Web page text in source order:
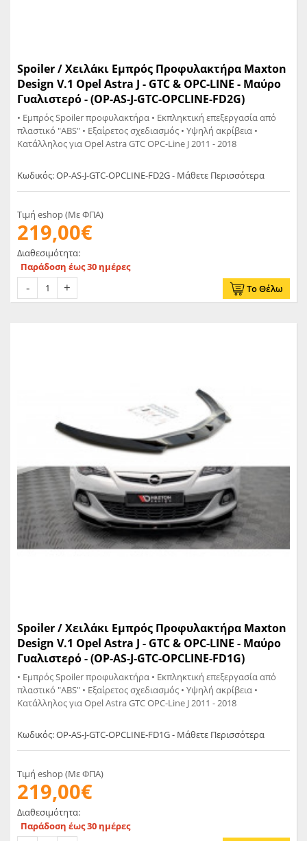
Spoiler / Χειλάκι Εμπρός Προφυλακτήρα Maxton
Design V.1 Opel Astra J - GTC & OPC-LINE - Μαύρο
Γυαλιστερό - (OP-AS-J-GTC-OPCLINE-FD2G)
• Eμπρός Spoiler προφυλακτήρα • Εκπληκτική επεξεργασία από
πλαστικό "ABS" • Εξαίρετος σχεδιασμός • Υψηλή ακρίβεια •
Κατάλληλος για Opel Astra GTC OPC-Line J 2011 - 2018
Κωδικός: OP-AS-J-GTC-OPCLINE-FD2G - Μάθετε Περισσότερα
Τιμή eshop (Με ΦΠΑ)
219,00€
Διαθεσιμότητα:
Παράδοση έως 30 ημέρες
Το Θέλω
Spoiler / Χειλάκι Εμπρός Προφυλακτήρα Maxton
Design V.1 Opel Astra J - GTC & OPC-LINE - Μαύρο
Γυαλιστερό - (OP-AS-J-GTC-OPCLINE-FD1G)
• Eμπρός Spoiler προφυλακτήρα • Εκπληκτική επεξεργασία από
πλαστικό "ABS" • Εξαίρετος σχεδιασμός • Υψηλή ακρίβεια •
Κατάλληλος για Opel Astra GTC OPC-Line J 2011 - 2018
Κωδικός: OP-AS-J-GTC-OPCLINE-FD1G - Μάθετε Περισσότερα
Τιμή eshop (Με ΦΠΑ)
219,00€
Διαθεσιμότητα:
Παράδοση έως 30 ημέρες